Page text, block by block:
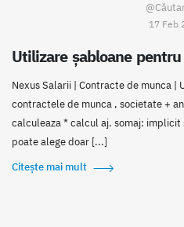
17 Feb
Utilizare șabloane
Nexus Salarii | Contracte de munca |
contractele de munca , societate +
calculeaza * calcul aj. somaj: implicit
poate alege doar [...]
Citește mai mult